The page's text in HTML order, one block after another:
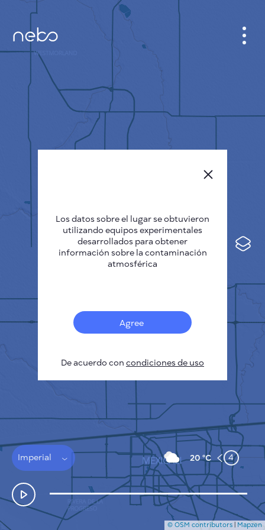
Mapa de contaminación
Viento
Imperial 20 °C 4
GABINETE
PLANO DE LA CIUDAD
SENSOR NEBO
Deutsch
Español
Français
CÓMO FUNCIONA
POLÍTICA DE PRIVACIDAD
CONDICIONES GENERALES
API
FAQ
CONTACTE CON NOSOTROS
© OSM contributors | Mapzen
Los datos sobre el lugar se obtuvieron
utilizando equipos experimentales
desarrollados para obtener
información sobre la contaminación
atmosférica
Agree
De acuerdo con condiciones de uso